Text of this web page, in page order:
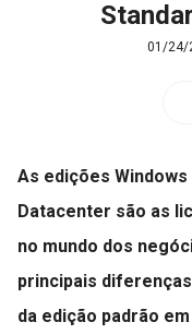
01/24/
As edições
Datacenter são as
no mundo dos
principais
da edição padrão